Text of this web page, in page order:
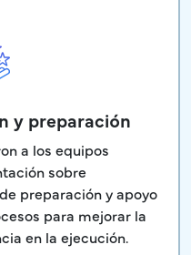
y preparación
a los equipos
sobre
preparación y apoyo
para mejorar la
en la ejecución.